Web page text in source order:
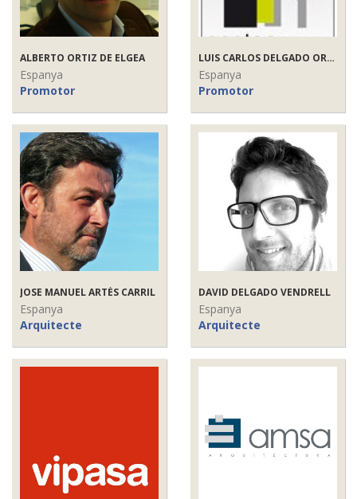
ALBERTO ORTIZ DE ELGEA
Espanya
Promotor
LUIS CARLOS DELGADO ORTIZ
Espanya
Promotor
JOSE MANUEL ARTÉS CARRIL
Espanya
Arquitecte
DAVID DELGADO VENDRELL
Espanya
Arquitecte